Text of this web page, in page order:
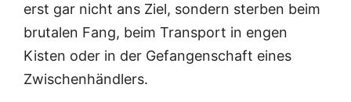
erst gar nicht ans Ziel, sondern sterben beim
brutalen Fang, beim Transport in engen
Kisten oder in der Gefangenschaft eines
Zwischenhändlers.